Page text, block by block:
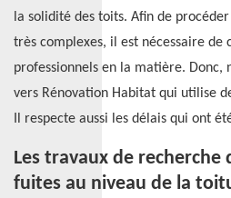
la solidité des toits. Afin de
très complexes, il est nécessaire de
professionnels en la matière. Donc,
vers Rénovation Habitat qui utilise
Il respecte aussi les délais qui ont
Les travaux de recherche
fuites au niveau de la